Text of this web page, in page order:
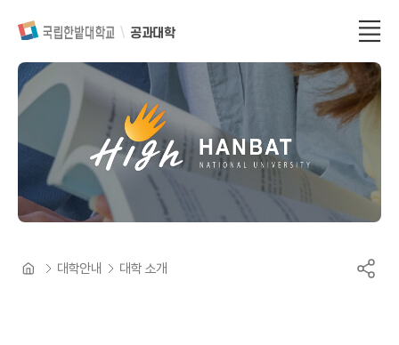
공과대학
대학안내 대학 소개